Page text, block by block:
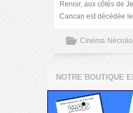
Renoir, aux côtés de
Cancan est décédée
Cinéma
NOTRE BOUTIQUE